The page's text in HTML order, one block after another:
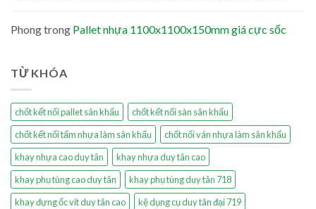
Phongtrong Pallet nhựa 1100x1100x150mm giá cực sốc
TỪ KHÓA
chốt kết nối pallet sân khấu
chốt kết nối sàn sân khấu
chốt kết nối tấm nhựa làm sân khấu
chốt nối ván nhựa làm sân khấu
khay nhựa cao duy tân
khay nhựa duy tân cao
khay phụ tùng cao duy tân
khay phụ tùng duy tân 718
khay đựng ốc vít duy tân cao
kệ dụng cụ duy tân đại 719